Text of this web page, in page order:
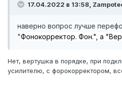
17.04.2022 в 13:58,
наверно вопрос лучше
"Фонокорректор. Фон.", а
Нет, вертушка в порядке, при
усилителю, с форокорректором,